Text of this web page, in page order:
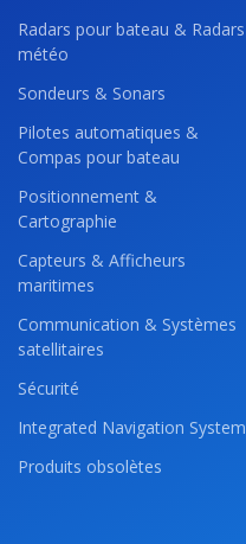
Radars pour bateau & Radars
météo
Sondeurs & Sonars
Pilotes automatiques &
Compas pour bateau
Positionnement &
Cartographie
Capteurs & Afficheurs
maritimes
Communication & Systèmes
satellitaires
Sécurité
Integrated Navigation System
Produits obsolètes